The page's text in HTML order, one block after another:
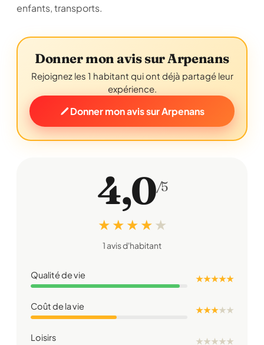
enfants, transports.
Donner mon avis sur Arpenans
Rejoignez les 1 habitant qui ont déjà partagé leur
expérience.
Donner mon avis sur Arpenans
4,0/5
★ ★ ★ ★ ★
1 avis d'habitant
Qualité de vie ★ ★ ★ ★ ★
Coût de la vie ★ ★ ★★★
Loisirs ★★★★★